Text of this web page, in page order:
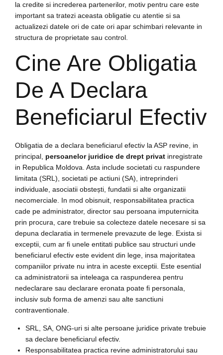
la credite si increderea partenerilor, motiv pentru care este
important sa tratezi aceasta obligatie cu atentie si sa
actualizezi datele ori de cate ori apar schimbari relevante in
structura de proprietate sau control.
Cine Are Obligatia
De A Declara
Beneficiarul Efectiv
Obligatia de a declara beneficiarul efectiv la ASP revine, in
principal, persoanelor juridice de drept privat inregistrate
in Republica Moldova. Asta include societati cu raspundere
limitata (SRL), societati pe actiuni (SA), intreprinderi
individuale, asociatii obstești, fundatii si alte organizatii
necomerciale. In mod obisnuit, responsabilitatea practica
cade pe administrator, director sau persoana imputernicita
prin procura, care trebuie sa colecteze datele necesare si sa
depuna declaratia in termenele prevazute de lege. Exista si
exceptii, cum ar fi unele entitati publice sau structuri unde
beneficiarul efectiv este evident din lege, insa majoritatea
companiilor private nu intra in aceste exceptii. Este esential
ca administratorii sa inteleaga ca raspunderea pentru
nedeclarare sau declarare eronata poate fi personala,
inclusiv sub forma de amenzi sau alte sanctiuni
contraventionale.
SRL, SA, ONG-uri si alte persoane juridice private trebuie
sa declare beneficiarul efectiv.
Responsabilitatea practica revine administratorului sau